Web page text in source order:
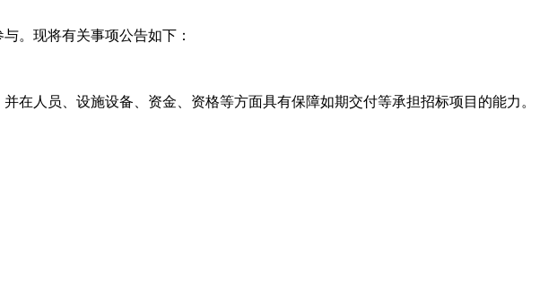
。现将有关事项公告如下：
人员、设施设备、资金、资格等方面具有保障如期交付等承担招标项目的能力。